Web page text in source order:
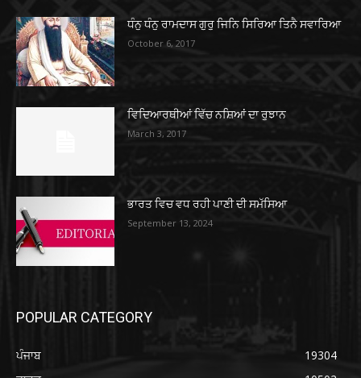
ਧੰਨੁ ਧੰਨੁ ਰਾਮਦਾਸ ਗੁਰੁ ਜਿਨਿ ਸਿਰਿਆ ਤਿਨੈ ਸਵਾਰਿਆ
October 6, 2017
ਵਿਦਿਆਰਥੀਆਂ ਵਿੱਚ ਨਸ਼ਿਆਂ ਦਾ ਰੁਝਾਨ
March 3, 2017
ਭਾਰਤ ਵਿਚ ਵਧ ਰਹੀ ਪਾਣੀ ਦੀ ਸਮੱਸਿਆ
September 13, 2024
POPULAR CATEGORY
ਪੰਜਾਬ
19304